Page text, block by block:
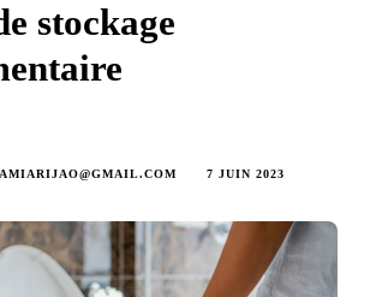
stockage
7 JUIN 2023